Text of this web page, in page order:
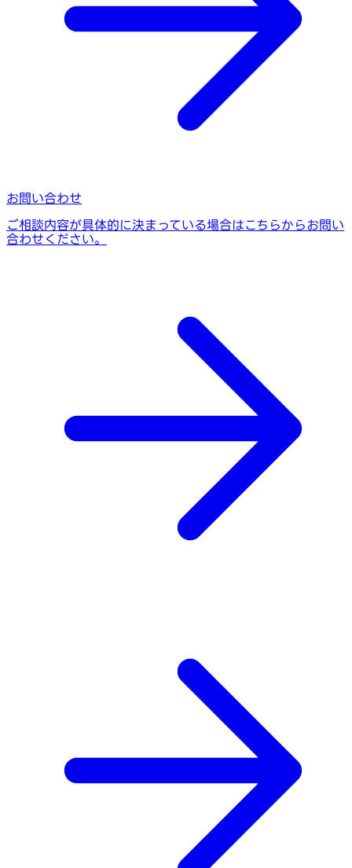
お問い合わせ
ご相談内容が具体的に決まっている場合はこちらからお問い
合わせください。